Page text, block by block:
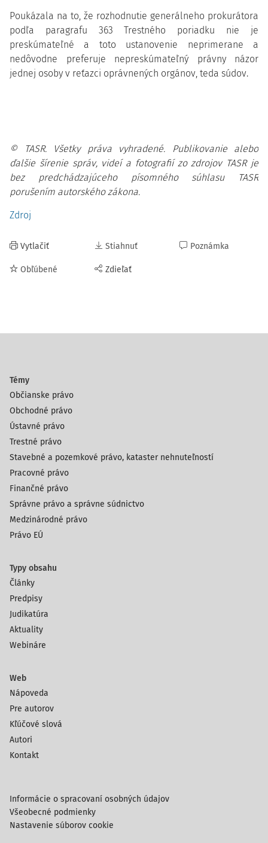
Poukázala na to, že rozhodnutie generálneho prokurátora
podľa paragrafu 363 Trestného poriadku nie je
preskúmateľné a toto ustanovenie neprimerane a
nedôvodne preferuje nepreskúmateľný právny názor
jednej osoby v reťazci oprávnených orgánov, teda súdov.
© TASR. Všetky práva vyhradené. Publikovanie alebo
ďalšie šírenie správ, videí a fotografií zo zdrojov TASR je
bez predchádzajúceho písomného súhlasu TASR
porušením autorského zákona.
Zdroj
Vytlačiť
Obľúbené
Stiahnuť
Zdieľať
Poznámka
Témy
Občianske právo
Obchodné právo
Ústavné právo
Trestné právo
Stavebné a pozemkové právo, kataster nehnuteľností
Pracovné právo
Finančné právo
Správne právo a správne súdnictvo
Medzinárodné právo
Právo EÚ
Typy obsahu
Články
Predpisy
Judikatúra
Aktuality
Webináre
Web
Nápoveda
Pre autorov
Kľúčové slová
Autori
Kontakt
Informácie o spracovaní osobných údajov
Všeobecné podmienky
Nastavenie súborov cookie